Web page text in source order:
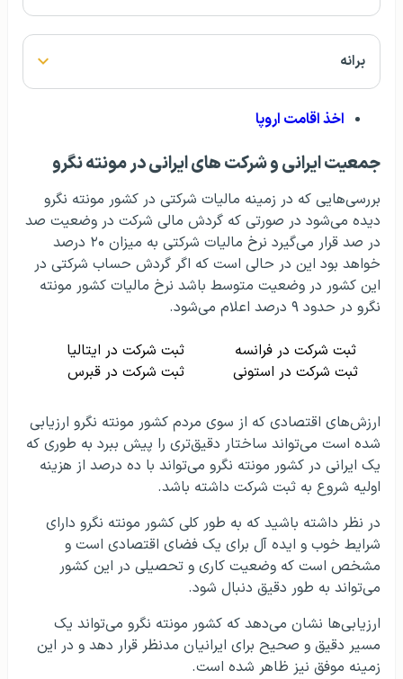
برانه
اخذ اقامت اروپا
جمعیت ایرانی و شرکت های ایرانی در مونته نگرو
بررسی‌هایی که در زمینه مالیات شرکتی در کشور مونته نگرو
دیده می‌شود در صورتی که گردش مالی شرکت در وضعیت صد
در صد قرار می‌گیرد نرخ مالیات شرکتی به میزان ۲۰ درصد
خواهد بود این در حالی است که اگر گردش حساب شرکتی در
این کشور در وضعیت متوسط باشد نرخ مالیات کشور مونته
نگرو در حدود ۹ درصد اعلام می‌شود.
ثبت شرکت در فرانسه
ثبت شرکت در ایتالیا
ثبت شرکت در استونی
ثبت شرکت در قبرس
ارزش‌های اقتصادی که از سوی مردم کشور مونته نگرو ارزیابی
شده است می‌تواند ساختار دقیق‌تری را پیش ببرد به طوری که
یک ایرانی در کشور مونته نگرو می‌تواند با ده درصد از هزینه
اولیه شروع به ثبت شرکت داشته باشد.
در نظر داشته باشید که به طور کلی کشور مونته نگرو دارای
شرایط خوب و ایده آل برای یک فضای اقتصادی است و
مشخص است که وضعیت کاری و تحصیلی در این کشور
می‌تواند به طور دقیق دنبال شود.
ارزیابی‌ها نشان می‌دهد که کشور مونته نگرو می‌تواند یک
مسیر دقیق و صحیح برای ایرانیان مدنظر قرار دهد و در این
زمینه موفق نیز ظاهر شده است.